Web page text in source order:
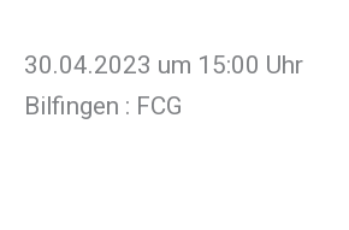
30.04.2023 um 15:00
Bilfingen : FCG